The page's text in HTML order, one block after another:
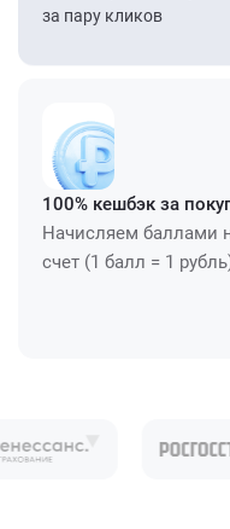
за пару кликов
100% кешбэк за
Начисляем баллами
счет (1 балл = 1